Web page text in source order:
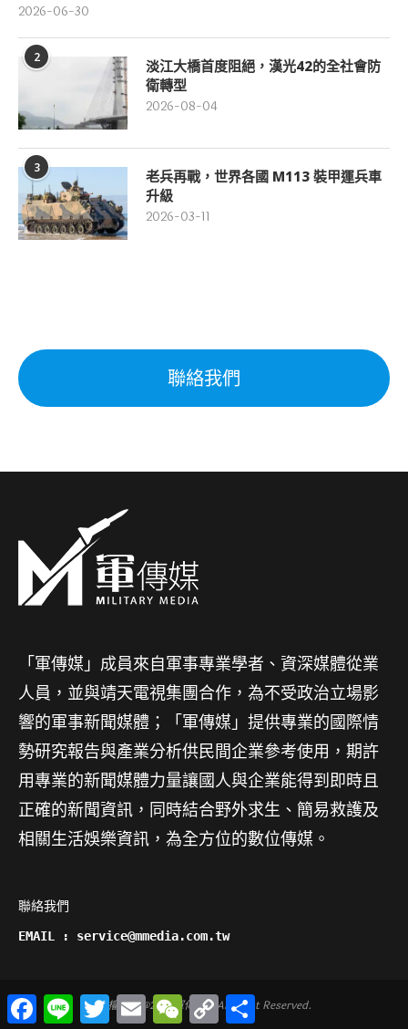
2026-06-30
2
淡江大橋首度阻絕，漢光42的全社會防
衛轉型
2026-08-04
3
老兵再戰，世界各國 M113 裝甲運兵車
升級
2026-03-11
聯絡我們
「軍傳媒」成員來自軍事專業學者、資深媒體從業
人員，並與靖天電視集團合作，為不受政治立場影
響的軍事新聞媒體；「軍傳媒」提供專業的國際情
勢研究報告與產業分析供民間企業參考使用，期許
用專業的新聞媒體力量讓國人與企業能得到即時且
正確的新聞資訊，同時結合野外求生、簡易救護及
相關生活娛樂資訊，為全方位的數位傳媒。
聯絡我們
EMAIL : service@mmedia.com.tw
版權所有@2014軍傳媒 - All Right Reserved.
Facebook
Line TwitterEmailWeChat
Copy
Link
分
享